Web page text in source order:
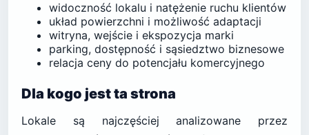
widoczność lokalu i natężenie ruchu klientów
układ powierzchni i możliwość adaptacji
witryna, wejście i ekspozycja marki
parking, dostępność i sąsiedztwo biznesowe
relacja ceny do potencjału komercyjnego
Dla kogo jest ta strona
Lokale są najczęściej analizowane przez